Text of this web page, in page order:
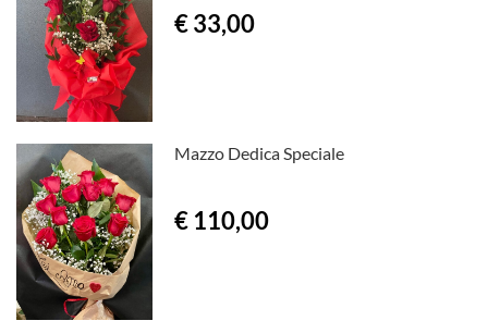
€ 33,00
Mazzo Dedica Speciale
€ 110,00